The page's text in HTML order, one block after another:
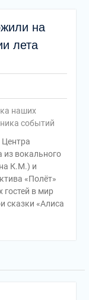
на
лета
наших
событий
Центра
из вокального
К.М.) и
«Полёт»
в мир
сказки «Алиса